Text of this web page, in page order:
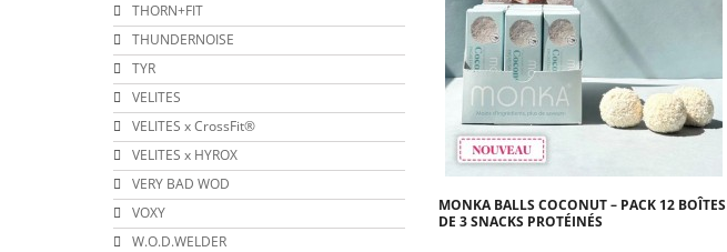
THORN+FIT
THUNDERNOISE
TYR
VELITES
VELITES x CrossFit®
VELITES x HYROX
VERY BAD WOD
VOXY
W.O.D.WELDER
MONKA BALLS COCONUT – PACK 12 BOÎTES
DE 3 SNACKS PROTÉINÉS